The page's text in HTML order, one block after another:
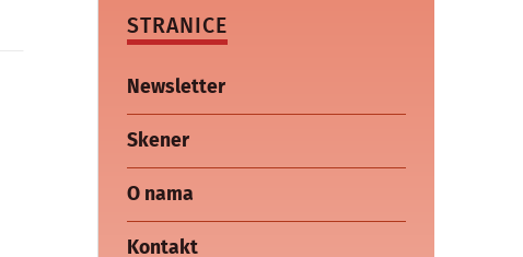
STRANICE
Newsletter
Skener
O nama
Kontakt